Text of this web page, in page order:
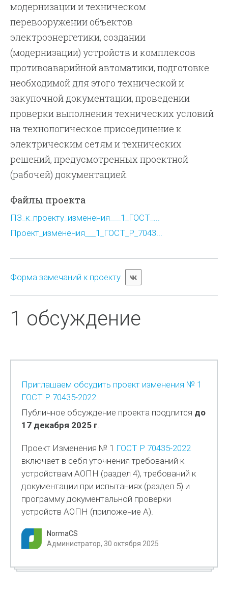
модернизации и техническом
перевооружении объектов
электроэнергетики, создании
(модернизации) устройств и комплексов
противоаварийной автоматики, подготовке
необходимой для этого технической и
закупочной документации, проведении
проверки выполнения технических условий
на технологическое присоединение к
электрическим сетям и технических
решений, предусмотренных проектной
(рабочей) документацией.
Файлы проекта
ПЗ_к_проекту_изменения___1_ГОСТ_...
Проект_изменения___1_ГОСТ_Р_7043...
Форма замечаний к проекту
1 обсуждение
Приглашаем обсудить проект изменения № 1
ГОСТ Р 70435-2022
Публичное обсуждение проекта продлится до
17 декабря 2025 г.
Проект Изменения № 1 ГОСТ Р 70435-2022
включает в себя уточнения требований к
устройствам АОПН (раздел 4), требований к
документации при испытаниях (раздел 5) и
программу документальной проверки
устройств АОПН (приложение А).
NormaCS
Администратор, 30 октября 2025